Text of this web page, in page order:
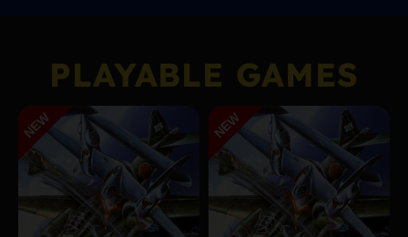
PLAYABLE GAMES